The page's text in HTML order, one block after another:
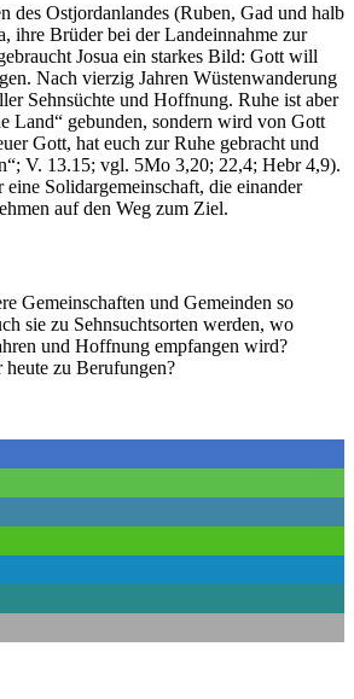
des Ostjordanlandes (Ruben, Gad und halb
ihre Brüder bei der Landeinnahme zur
Josua ein starkes Bild: Gott will
Nach vierzig Jahren Wüstenwanderung
Sehnsüchte und Hoffnung. Ruhe ist aber
Land“ gebunden, sondern wird von Gott
Gott, hat euch zur Ruhe gebracht und
V. 13.15; vgl. 5Mo 3,20; 22,4; Hebr 4,9).
Solidargemeinschaft, die einander
auf den Weg zum Ziel.
Gemeinschaften und Gemeinden so
sie zu Sehnsuchtsorten werden, wo
und Hoffnung empfangen wird?
zu Berufungen?